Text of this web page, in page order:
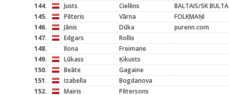
144.
Justs Cielēns
BALTAIS/SK BULTA
145.
Pēteris Vārna
FOLKMAŅI
146.
Jānis Dūka
purenn.com
147.
Edgars
Rollis
148.
Ilona
Freimane
149.
Lūkass
Ķikusts
150.
Beāte
Gagaine
151.
Izabella
Bogdanova
152.
Mairis Pētersons